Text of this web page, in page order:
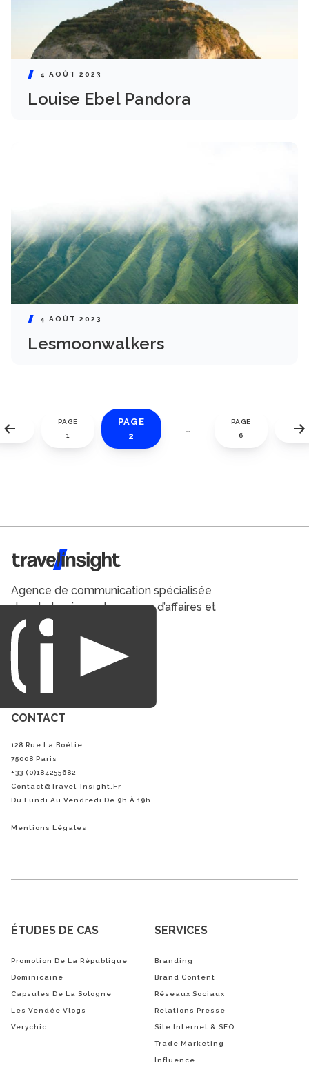
4 AOÛT 2023
Louise Ebel Pandora
4 AOÛT 2023
Lesmoonwalkers
PAGE
1
PAGE
2
…
PAGE
6
Travel Insight
Agence de communication spécialisée
dans le tourisme du voyage d’affaires et
du loisirs.
CONTACT
128 Rue La Boétie
75008 Paris
+33 (0)184255682
Contact@Travel-Insight.fr
Du Lundi Au Vendredi De 9h À 19h
Mentions Légales
ÉTUDES DE CAS
Promotion De La République
Dominicaine
Capsules De La Sologne
Les Vendée Vlogs
Verychic
SERVICES
Branding
Brand Content
Réseaux Sociaux
Relations Presse
Site Internet & SEO
Trade Marketing
Influence